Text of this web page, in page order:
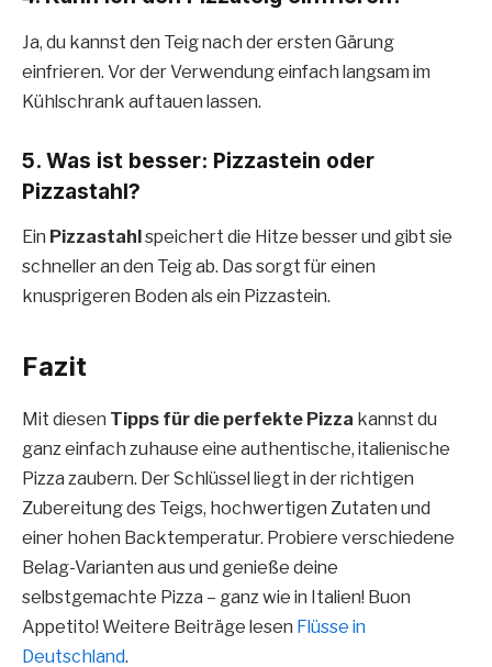
Ja, du kannst den Teig nach der ersten Gärung
einfrieren. Vor der Verwendung einfach langsam im
Kühlschrank auftauen lassen.
5. Was ist besser: Pizzastein oder
Pizzastahl?
Ein Pizzastahl speichert die Hitze besser und gibt sie
schneller an den Teig ab. Das sorgt für einen
knusprigeren Boden als ein Pizzastein.
Fazit
Mit diesen Tipps für die perfekte Pizza kannst du
ganz einfach zuhause eine authentische, italienische
Pizza zaubern. Der Schlüssel liegt in der richtigen
Zubereitung des Teigs, hochwertigen Zutaten und
einer hohen Backtemperatur. Probiere verschiedene
Belag-Varianten aus und genieße deine
selbstgemachte Pizza – ganz wie in Italien! Buon
Appetito! Weitere Beiträge lesen Flüsse in
Deutschland.